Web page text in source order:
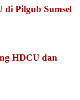
di Pilgub Sumsel
HDCU dan